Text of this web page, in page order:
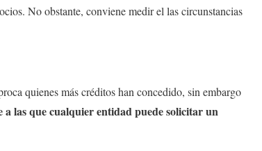
No obstante, conviene medir el las circunstancias
quienes más créditos han concedido, sin embargo
a las que cualquier entidad puede solicitar un